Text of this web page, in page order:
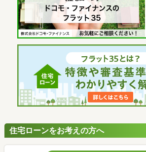
住宅ローンをお考えの方へ